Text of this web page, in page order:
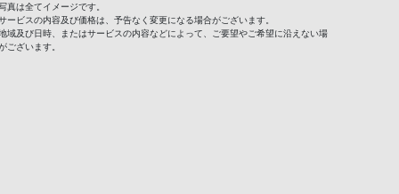
真は全てイメージです。
ービスの内容及び価格は、予告なく変更になる場合がございます。
域及び日時、またはサービスの内容などによって、ご要望やご希望に沿えない場
ございます。